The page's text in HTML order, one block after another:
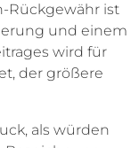
Rückgewähr ist
und einem
wird für
der größere
als würden